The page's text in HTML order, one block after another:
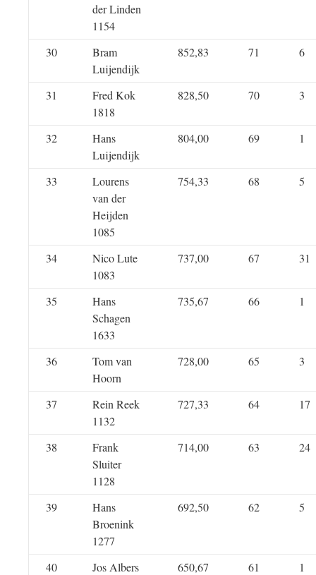
der Linden
1154
30
Bram
Luijendijk
852,83 71 6
31
Fred Kok
1818
828,50 70 3
32
Hans
Luijendijk
804,00 69 1
33
Lourens
van der
Heijden
1085
754,33 68 5
34
Nico Lute
1083
737,00 67 31
35
Hans
Schagen
1633
735,67 66 1
36
Tom van
Hoorn
728,00 65 3
37
Rein Reek
1132
727,33 64 17
38
Frank
Sluiter
1128
714,00 63 24
39
Hans
Broenink
1277
692,50 62 5
40 Jos Albers 650,67 61 1